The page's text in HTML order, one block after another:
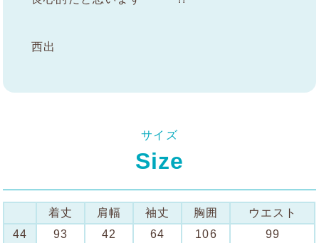
西出
サイズ
Size
着丈 肩幅 袖丈 胸囲
ウエスト
44
93 42 64 106
99